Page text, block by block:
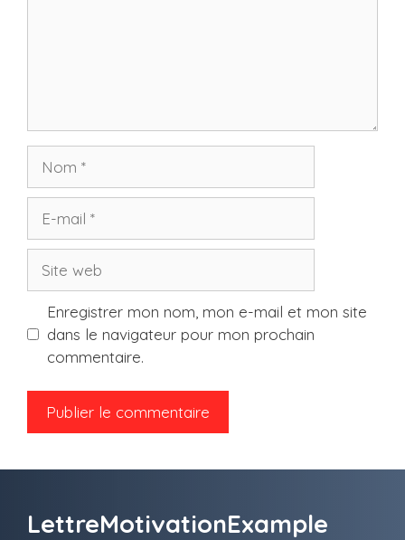
mail
web
Enregistrer mon nom, mon e-mail et mon site
dans le navigateur pour mon prochain
commentaire.
LettreMotivationExample